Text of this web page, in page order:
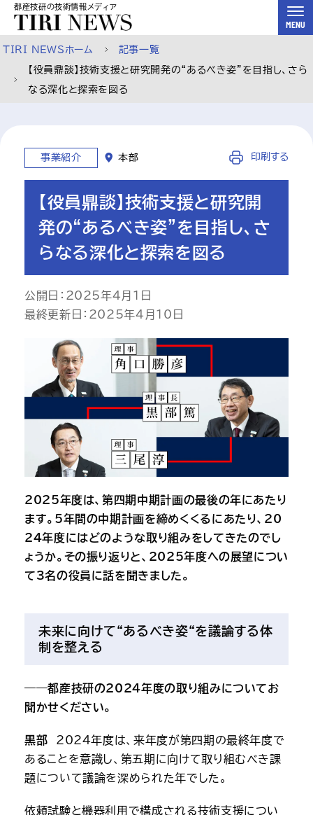
スキップして本文へ
都産技研の技術情報メディア
MENU
TIRI NEWSホーム 記事一覧
【役員鼎談】技術支援と研究開発の“あるべき姿”を目指し、さら
なる深化と探索を図る
事業紹介 本部 印刷する
【役員鼎談】技術支援と研究開
発の“あるべき姿”を目指し、さ
らなる深化と探索を図る
公開日：2025年4月1日
最終更新日：2025年4月10日
2025年度は、第四期中期計画の最後の年にあたり
ます。5年間の中期計画を締めくくるにあたり、20
24年度にはどのような取り組みをしてきたのでし
ょうか。その振り返りと、2025年度への展望につい
て3名の役員に話を聞きました。
未来に向けて“あるべき姿“を議論する体
制を整える
――都産技研の2024年度の取り組みについてお
聞かせください。
黒部 2024年度は、来年度が第四期の最終年度で
あることを意識し、第五期に向けて取り組むべき課
題について議論を深められた年でした。
依頼試験と機器利用で構成される技術支援につい